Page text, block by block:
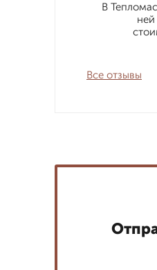
Все отзывы
В